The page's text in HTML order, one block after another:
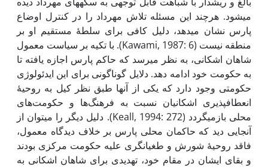
می­شود. هرچند این مسئله تلاش مهرداد را در کنترل اوضاع
پارس نشان می­دهد، دلیل کافی برای سلطۀ مستقیم او بر
منطقه نیست (Kawami, 1987: 6). با تکیه بر سیاست معمول
شاهان اشکانی، به نظر می­رسد که حاکم پارس اجازه یافته تا
به حکومت خود ادامه دهد. دلایل گوناگونی برای این ایدئولوژی
حکومتی وجود دارد که یکی از آنها طبق نظر کیل به روحیۀ
انعطاف­پذیری اشکانیان نسبت به فرهنگ‌ها و حکومت‌های
محلی باز­می­گردد (Keall, 1994: 272). دلیل دیگر را می­توان از
آنجایی دید که حاکمان محلی پارس بر خلاف دیدگاه معمول،
فاقد روحیۀ شورش و طغیان­گری علیه حکومت مرکزی بودند
و بقای ایشان در مقام خود، تهدیدی برای شاهان اشکانی به